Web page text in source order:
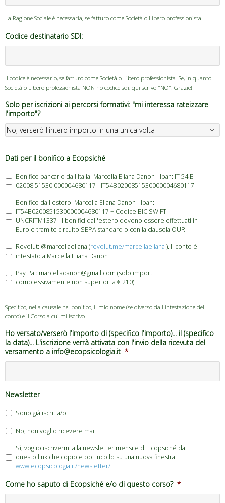
La Ragione Sociale è necessaria, se fatturo come Società o Libero professionista
Codice destinatario SDI:
Il codice è necessario, se fatturo come Società o Libero professionista. Se, in quanto
Società o Libero professionista NON ho codice sdi, qui scrivo "NO". Grazie!
Solo per iscrizioni ai percorsi formativi: "mi interessa rateizzare
l'importo"?
Dati per il bonifico a Ecopsiché
Bonifico bancario dall'Italia: Marcella Eliana Danon - Iban: IT 54 B
02008 51530 000004680117 - IT54B0200851530000004680117
Bonifico dall'estero: Marcella Eliana Danon - Iban:
IT54B0200851530000004680117 + Codice BIC SWIFT:
UNCRITM1337 - I bonifici dall'estero devono essere effettuati in
Euro e tramite circuito SEPA standard o con la clausola OUR
Revolut: @marcellaeliana (revolut.me/marcellaeliana ). Il conto è
intestato a Marcella Eliana Danon
Pay Pal: marcelladanon@gmail.com (solo importi
complessivamente non superiori a € 210)
Specifico, nella causale nel bonifico, il mio nome (se diverso dall'intestazione del
conto) e il Corso a cui mi iscrivo
Ho versato/verserò l'importo di (specifico l'importo)... il (specifico
la data)... L'iscrizione verrà attivata con l'invio della ricevuta del
versamento a info@ecopsicologia.it *
Newsletter
Sono già iscritta/o
No, non voglio ricevere mail
Sì, voglio iscrivermi alla newsletter mensile di Ecopsiché da
questo link che copio e poi incollo su una nuova finestra:
www.ecopsicologia.it/newsletter/
Come ho saputo di Ecopsiché e/o di questo corso? *